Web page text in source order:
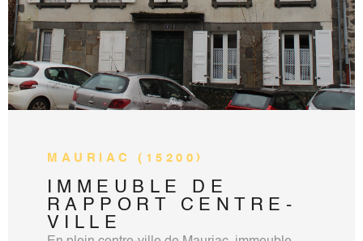
MAURIAC (15200)
IMMEUBLE DE
RAPPORT CENTRE-
VILLE